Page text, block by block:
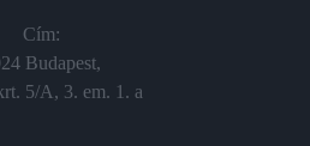
Cím:
Budapest,
5/A, 3. em. 1. a